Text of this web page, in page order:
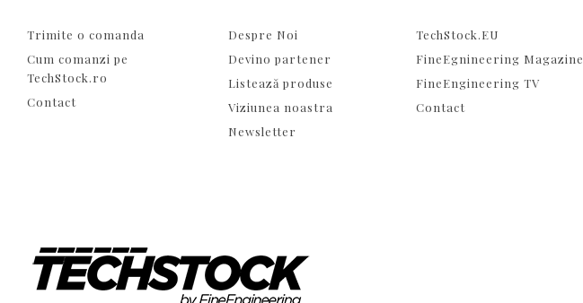
Trimite o comanda
Cum comanzi pe
TechStock.ro
Contact
Despre Noi
Devino partener
Listează produse
Viziunea noastra
Newsletter
TechStock.EU
FineEgnineering Magazine
FineEngineering TV
Contact